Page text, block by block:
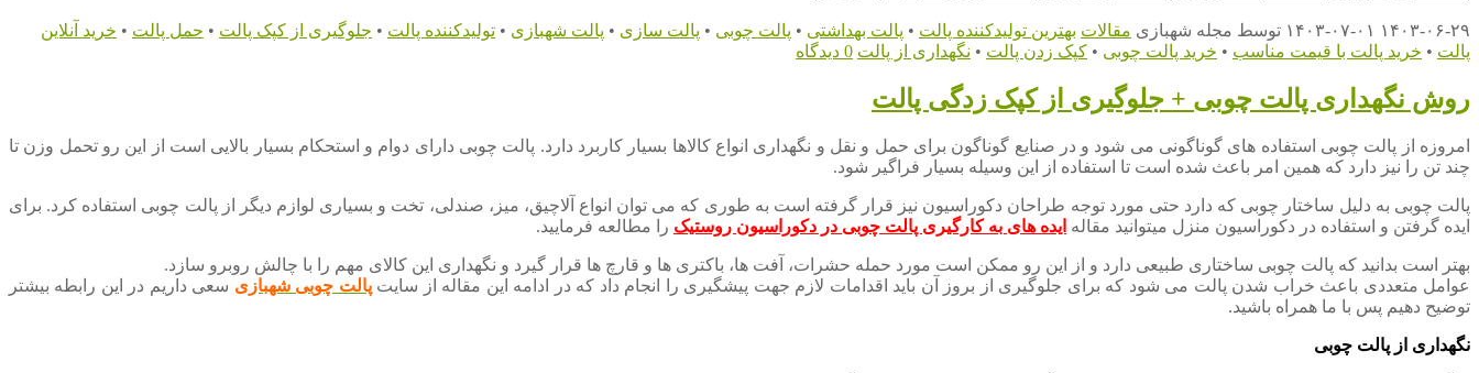
۱۴۰۳-۰۶-۲۹ ۱۴۰۳-۰۷-۰۱ توسط مجله شهبازی مقالات بهترین تولیدکننده پالت • پالت بهداشتی • پالت چوبی • پالت سازی • پالت شهبازی • تولیدکننده پالت • جلوگیری از کپک پالت • حمل پالت • خرید آنلاین
پالت • خرید پالت با قیمت مناسب • خرید پالت چوبی • کپک زدن پالت • نگهداری از پالت 0 دیدگاه
روش نگهداری پالت چوبی + جلوگیری از کپک زدگی پالت
امروزه از پالت چوبی استفاده های گوناگونی می شود و در صنایع گوناگون برای حمل و نقل و نگهداری انواع کالاها بسیار کاربرد دارد. پالت چوبی دارای دوام و استحکام بسیار بالایی است از این رو تحمل وزن تا
چند تن را نیز دارد که همین امر باعث شده است تا استفاده از این وسیله بسیار فراگیر شود.
پالت چوبی به دلیل ساختار چوبی که دارد حتی مورد توجه طراحان دکوراسیون نیز قرار گرفته است به طوری که می توان انواع آلاچیق، میز، صندلی، تخت و بسیاری لوازم دیگر از پالت چوبی استفاده کرد. برای
ایده گرفتن و استفاده در دکوراسیون منزل میتوانید مقاله ایده های به کارگیری پالت چوبی در دکوراسیون روستیک را مطالعه فرمایید.
بهتر است بدانید که پالت چوبی ساختاری طبیعی دارد و از این رو ممکن است مورد حمله حشرات، آفت ها، باکتری ها و قارچ ها قرار گیرد و نگهداری این کالای مهم را با چالش روبرو سازد.
عوامل متعددی باعث خراب شدن پالت می شود که برای جلوگیری از بروز آن باید اقدامات لازم جهت پیشگیری را انجام داد که در ادامه این مقاله از سایتپالت چوبی شهبازی سعی داریم در این رابطه بیشتر
توضیح دهیم پس با ما همراه باشید.
نگهداری از پالت چوبی